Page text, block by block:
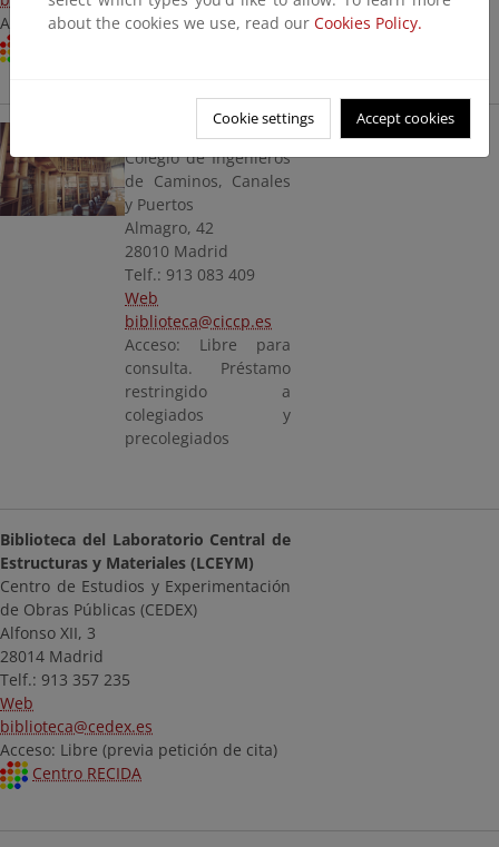
Acceso: Libre (previa petición de cita)
Biblioteca del CICCP
Colegio de Ingenieros
de Caminos, Canales
y Puertos
Almagro, 42
28010 Madrid
Telf.: 913 083 409
Web
biblioteca@ciccp.es
Acceso: Libre para
consulta. Préstamo
restringido a
colegiados y
precolegiados
Biblioteca del Laboratorio Central de
Estructuras y Materiales (LCEYM)
Centro de Estudios y Experimentación
de Obras Públicas (CEDEX)
Alfonso XII, 3
28014 Madrid
Telf.: 913 357 235
Web
biblioteca@cedex.es
Acceso: Libre (previa petición de cita)
Centro RECIDA
about the cookies we use, read our Cookies Policy.
Cookie settings Accept cookies